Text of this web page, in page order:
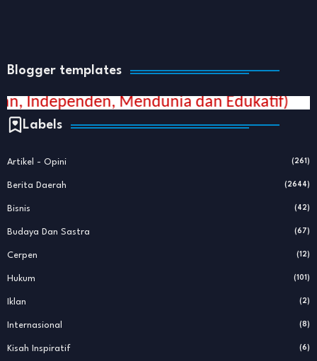
Blogger templates
Mendunia dan Edukatif)
Labels
Artikel - Opini (261)
Berita Daerah (2644)
Bisnis (42)
Budaya Dan Sastra (67)
Cerpen (12)
Hukum (101)
Iklan (2)
Internasional (8)
Kisah Inspiratif (6)